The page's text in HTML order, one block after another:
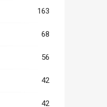
163
68
56
42
42